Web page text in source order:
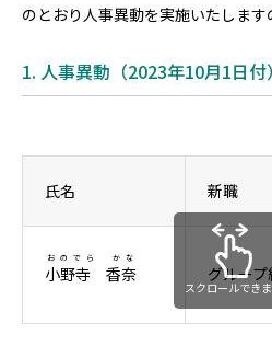
のとおり人事異動を実施いたします
1. 人事異動（2023年10月1日付）
氏名 新職
小野寺 香奈
おのでら かな
グルー
スクロールでき